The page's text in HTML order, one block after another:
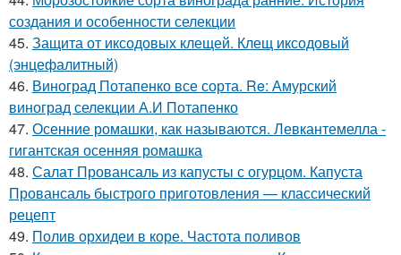
создания и особенности селекции
45. Защита от иксодовых клещей. Клещ иксодовый
(энцефалитный)
46. Виноград Потапенко все сорта. Re: Амурский
виноград селекции А.И Потапенко
47. Осенние ромашки, как называются. Левкантемелла -
гигантская осенняя ромашка
48. Салат Провансаль из капусты с огурцом. Капуста
Провансаль быстрого приготовления — классический
рецепт
49. Полив орхидеи в коре. Частота поливов